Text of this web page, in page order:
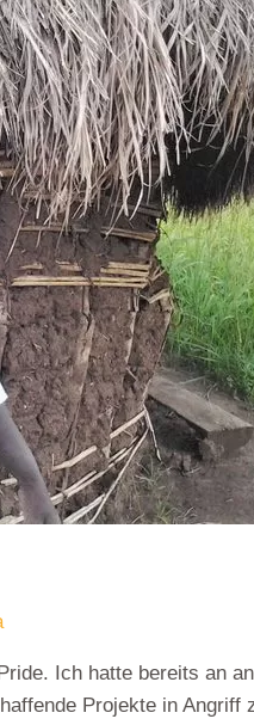
Ich hatte bereits an
Projekte in